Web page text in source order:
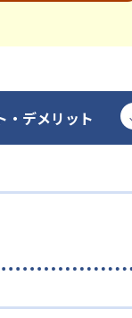
・デメリット